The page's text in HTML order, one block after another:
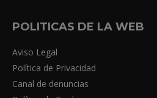
POLITICAS DE LA WEB
Aviso Legal
Política de Privacidad
Canal de denuncias